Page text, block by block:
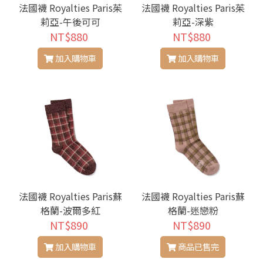
法國襪 Royalties Paris茱
莉亞-午後可可
NT$880
加入購物車
法國襪 Royalties Paris茱
莉亞-深紫
NT$880
加入購物車
法國襪 Royalties Paris蘇
格蘭-波爾多紅
NT$890
加入購物車
法國襪 Royalties Paris蘇
格蘭-迷戀粉
NT$890
商品已售完